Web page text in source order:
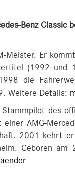
Benz Classic
Meister. Er
(1992 und
die
Weitere Details:
des
einer AMG-
2001 kehrt
Geboren